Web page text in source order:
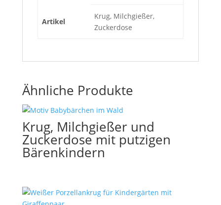
Artikel
Krug, Milchgießer,
Zuckerdose
Ähnliche Produkte
Krug, Milchgießer und
Zuckerdose mit putzigen
Bärenkindern